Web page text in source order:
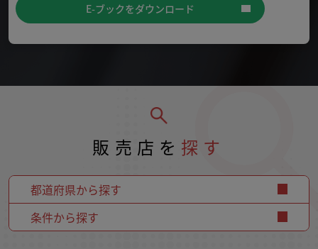
E-ブックをダウンロード
販売店を 探す
都道府県から探す
条件から探す